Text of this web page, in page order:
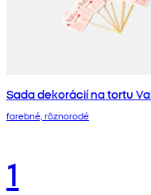
Sada dekorácií na tortu
farebné, rôznorodé
1